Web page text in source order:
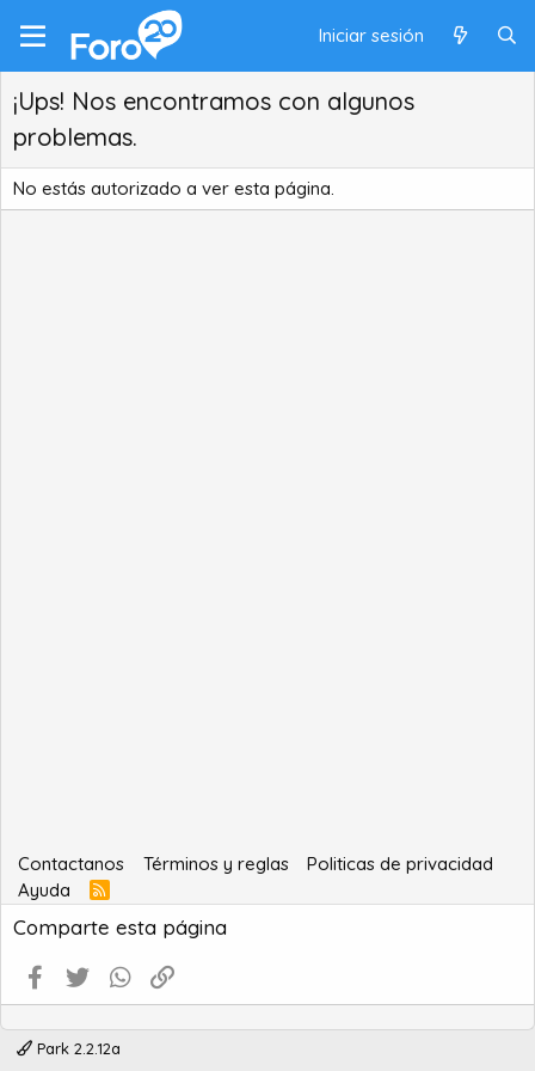
Iniciar sesión
¡Ups! Nos encontramos con algunos
problemas.
No estás autorizado a ver esta página.
Contactanos Términos y reglas
Politicas de privacidad
Ayuda
R
S
S
Comparte esta página
Facebook
Twitter WhatsApp
Park 2.2.12a